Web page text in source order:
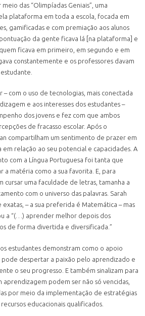
das “Olimpíadas Geniais”, uma
plataforma em toda a escola, focada em
gamificadas e com premiação aos alunos
da gente ficava lá [na plataforma] e
ficava em primeiro, em segundo e em
constantemente e os professores davam
com o uso de tecnologias, mais conectada
e aos interesses dos estudantes –
dos jovens e fez com que ambos
de fracasso escolar. Após o
compartilham um sentimento de prazer em
relação ao seu potencial e capacidades. A
com a Língua Portuguesa foi tanta que
a matéria como a sua favorita. E, para
cursar uma faculdade de letras, tamanha a
com o universo das palavras. Sarah
– a sua preferida é Matemática – mas
a “(…) aprender melhor depois dos
de forma divertida e diversificada.”
estudantes demonstram como o apoio
despertar a paixão pelo aprendizado e
o seu progresso. E também sinalizam para
podem ser não só vencidas,
por meio da implementação de estratégias
educacionais qualificados.